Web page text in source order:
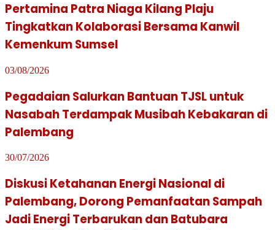
Pertamina Patra Niaga Kilang Plaju
Tingkatkan Kolaborasi Bersama Kanwil
Kemenkum Sumsel
03/08/2026
Pegadaian Salurkan Bantuan TJSL untuk
Nasabah Terdampak Musibah Kebakaran di
Palembang
30/07/2026
Diskusi Ketahanan Energi Nasional di
Palembang, Dorong Pemanfaatan Sampah
Jadi Energi Terbarukan dan Batubara